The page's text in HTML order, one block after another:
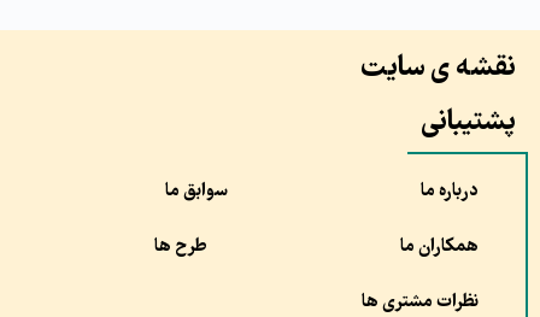
نقشه ی سایت
پشتیبانی
درباره ما سوابق ما
همکاران ما طرح ها
نظرات مشتری ها